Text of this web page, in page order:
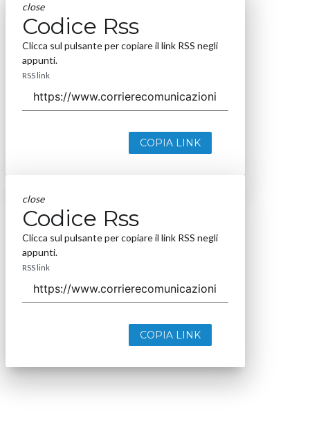
close
Codice Rss
Clicca sul pulsante per copiare il link RSS negli
appunti.
RSS link
COPIA LINK
close
Codice Rss
Clicca sul pulsante per copiare il link RSS negli
appunti.
RSS link
COPIA LINK